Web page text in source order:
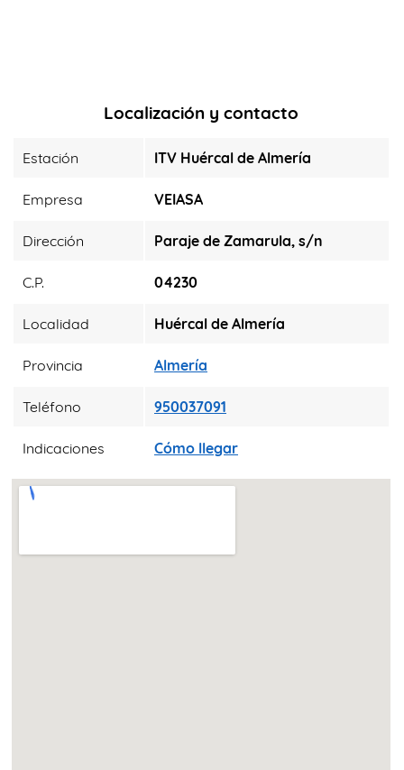
Localización y contacto
Estación ITV Huércal de Almería
Empresa VEIASA
Dirección Paraje de Zamarula, s/n
C.P. 04230
Localidad Huércal de Almería
Provincia Almería
Teléfono 950037091
Indicaciones Cómo llegar